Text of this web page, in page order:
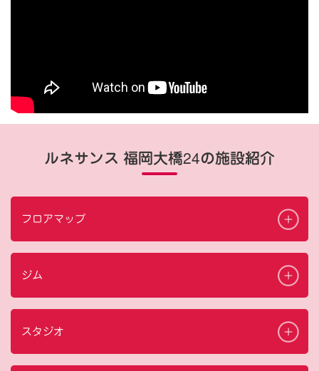
ルネサンス 福岡大橋24の施設紹介
フロアマップ
ジム
スタジオ